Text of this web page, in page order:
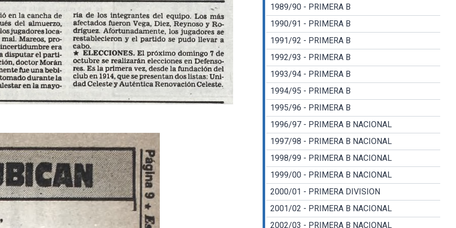
1989/90 - PRIMERA B
1990/91 - PRIMERA B
1991/92 - PRIMERA B
1992/93 - PRIMERA B
1993/94 - PRIMERA B
1994/95 - PRIMERA B
1995/96 - PRIMERA B
1996/97 - PRIMERA B NACIONAL
1997/98 - PRIMERA B NACIONAL
1998/99 - PRIMERA B NACIONAL
1999/00 - PRIMERA B NACIONAL
2000/01 - PRIMERA DIVISION
2001/02 - PRIMERA B NACIONAL
2002/03 - PRIMERA B NACIONAL